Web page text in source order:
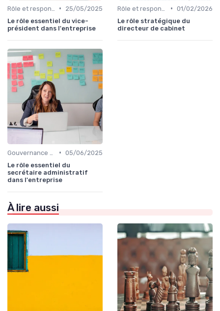
•
25/05/2025
Le rôle essentiel du vice-
président dans l'entreprise
• 01/02/2026
Le rôle stratégique du
directeur de cabinet
• 05/06/2025
Le rôle essentiel du
secrétaire administratif
dans l'entreprise
À lire aussi